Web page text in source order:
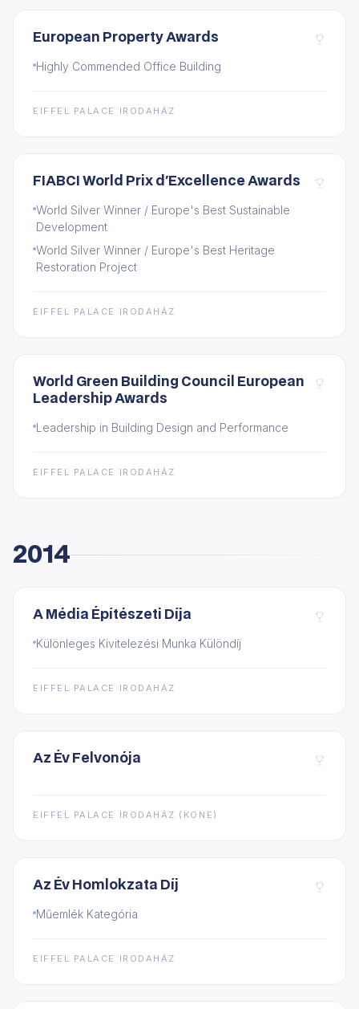
European Property Awards
Highly Commended Office Building
EIFFEL PALACE IRODAHÁZ
FIABCI World Prix d'Excellence Awards
World Silver Winner / Europe's Best Sustainable
Development
World Silver Winner / Europe's Best Heritage
Restoration Project
EIFFEL PALACE IRODAHÁZ
World Green Building Council European
Leadership Awards
Leadership in Building Design and Performance
EIFFEL PALACE IRODAHÁZ
2014
A Média Építészeti Díja
Különleges Kivitelezési Munka Különdíj
EIFFEL PALACE IRODAHÁZ
Az Év Felvonója
EIFFEL PALACE IRODAHÁZ (KONE)
Az Év Homlokzata Díj
Műemlék Kategória
EIFFEL PALACE IRODAHÁZ